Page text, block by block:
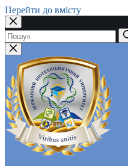
Перейти до вмісту
Немає
результатів